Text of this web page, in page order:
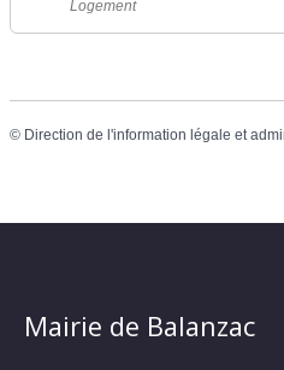
Logement
© Direction de l'information légale et
Mairie de Balanzac